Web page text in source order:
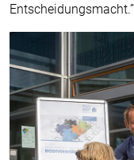
Entscheidungsmacht.”